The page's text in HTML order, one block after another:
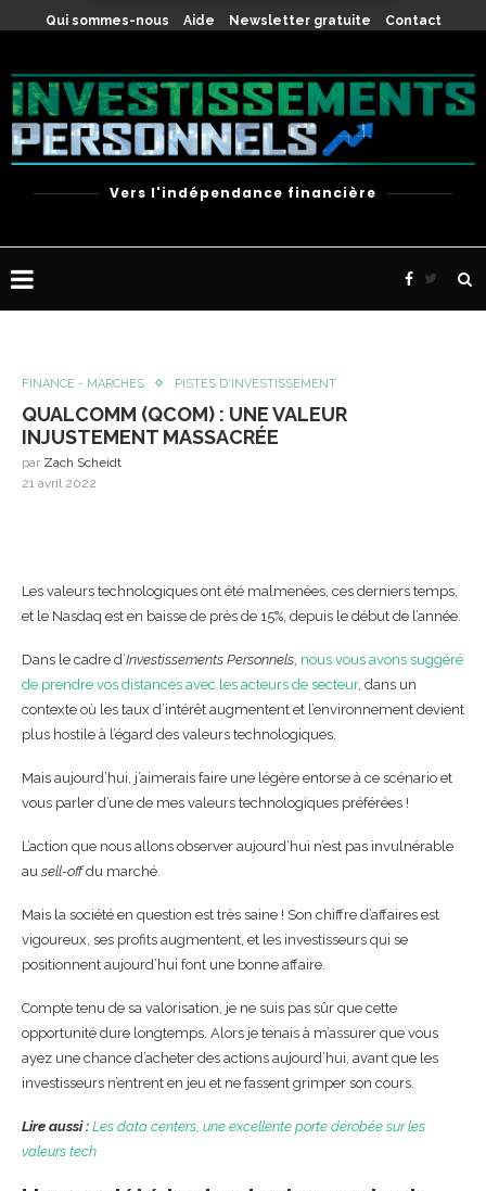
Qui sommes-nous Aide Newsletter gratuite Contact
Vers l'indépendance financière
FINANCE - MARCHÉS PISTES D'INVESTISSEMENT
QUALCOMM (QCOM) : UNE VALEUR
INJUSTEMENT MASSACRÉE
par Zach Scheidt
21 avril 2022
Les valeurs technologiques ont été malmenées, ces derniers temps,
et le Nasdaq est en baisse de près de 15%, depuis le début de l’année.
Dans le cadre d’Investissements Personnels nous vous avons suggéré
de prendre vos distances avec les acteurs de secteur, dans un
contexte où les taux d’intérêt augmentent et l’environnement devient
plus hostile à l’égard des valeurs technologiques.
Mais aujourd’hui, j’aimerais faire une légère entorse à ce scénario et
vous parler d’une de mes valeurs technologiques préférées !
L’action que nous allons observer aujourd’hui n’est pas invulnérable
au sell-offdu marché.
Mais la société en question est très saine ! Son chiffre d’affaires est
vigoureux, ses profits augmentent, et les investisseurs qui se
positionnent aujourd’hui font une bonne affaire.
Compte tenu de sa valorisation, je ne suis pas sûr que cette
opportunité dure longtemps. Alors je tenais à m’assurer que vous
ayez une chance d’acheter des actions aujourd’hui, avant que les
investisseurs n’entrent en jeu et ne fassent grimper son cours.
Lire aussi : Les data centers, une excellente porte dérobée sur les
valeurs tech